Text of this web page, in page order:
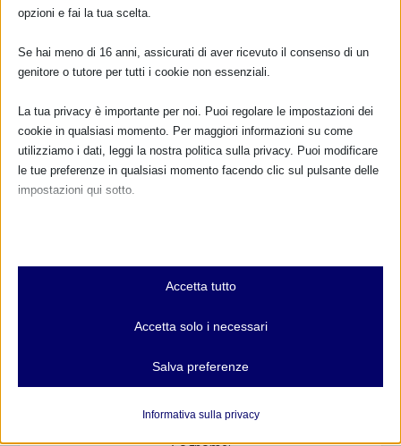
TUTTI GLI EVENTI
GRAVIDANZA
NUMERO VERDE GRATUITO
RIMANI AGGIORNATO
... oppure inserisci i tuoi dati:
Nome:
opzioni e fai la tua scelta.
Se hai meno di 16 anni, assicurati di aver ricevuto il consenso di un
genitore o tutore per tutti i cookie non essenziali.
La tua privacy è importante per noi. Puoi regolare le impostazioni dei
cookie in qualsiasi momento. Per maggiori informazioni su come
utilizziamo i dati, leggi la nostra politica sulla privacy. Puoi modificare
le tue preferenze in qualsiasi momento facendo clic sul pulsante delle
impostazioni qui sotto.
Essenziali
I cookie e i servizi essenziali abilitano le funzioni di base e sono
e servizi non richiedono il consenso dell'utente secondo il GDPR.
Analitici
Accetta tutto
Accetta solo i necessari
Salva preferenze
Informativa sulla privacy